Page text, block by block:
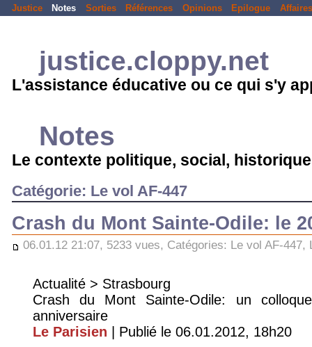
Justice Notes Sorties Références Opinions Epilogue Affaires
justice.cloppy.net
L'assistance éducative ou ce qui s'y
Notes
Le contexte politique, social,
Catégorie: Le vol AF-447
Crash du Mont Sainte-Odile: le
06.01.12 21:07, 5233 vues, Catégories: Le vol AF-447,
Actualité > Strasbourg
Crash du Mont Sainte-Odile: un
anniversaire
Le Parisien | Publié le 06.01.2012, 18h20